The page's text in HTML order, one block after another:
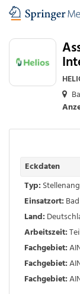
Eckdaten
Typ:
Einsatzort:
Land:
Arbeitszeit:
Fachgebiet:
Fachgebiet:
Fachgebiet: